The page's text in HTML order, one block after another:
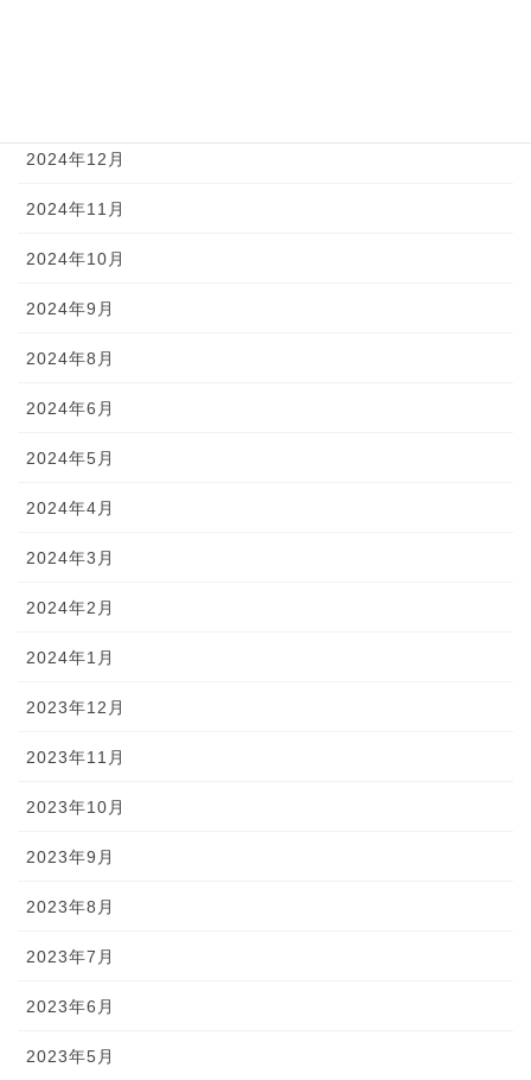
2024年12月
2024年11月
2024年10月
2024年9月
2024年8月
2024年6月
2024年5月
2024年4月
2024年3月
2024年2月
2024年1月
2023年12月
2023年11月
2023年10月
2023年9月
2023年8月
2023年7月
2023年6月
2023年5月